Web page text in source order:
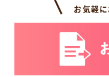
お気軽に